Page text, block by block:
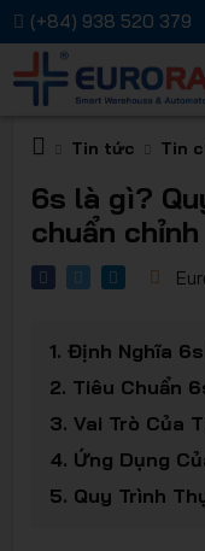
(+84) 938 520 379
Tin tức Tin
6s là gì?
chuẩn chỉnh
1. Định Nghĩa
2. Tiêu Chuẩn
3. Vai Trò Của
4. Ứng Dụng
5. Quy Trình